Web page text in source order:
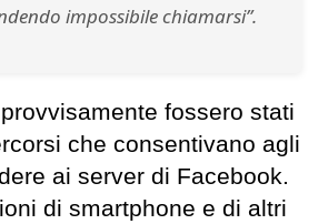
impossibile chiamarsi”.
fossero stati
che consentivano agli
ai server di Facebook.
di smartphone e di altri